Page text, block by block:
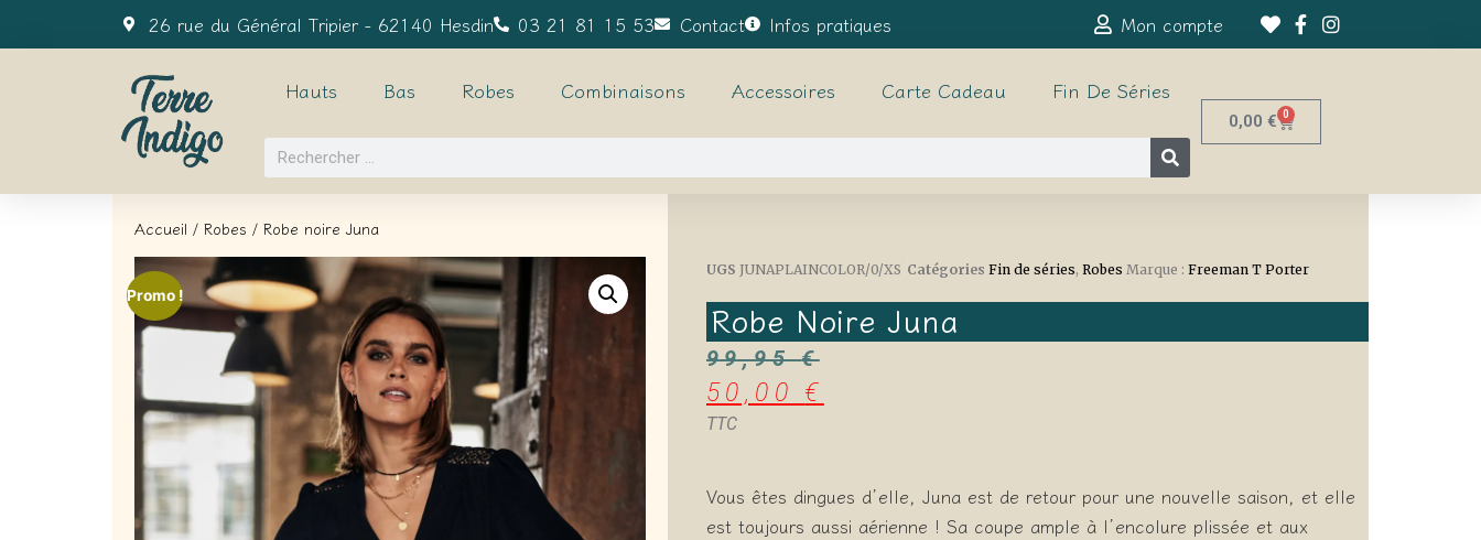
26 rue du Général Tripier - 62140 Hesdin 03 21 81 15 53 Contact Infos pratiques Mon compte
Hauts Bas Robes Combinaisons Accessoires Carte Cadeau Fin De Séries
0,00 € 0
Accueil / Robes / Robe noire Juna
Promo !
UGS JUNAPLAINCOLOR/0/XS Catégories Fin de séries, Robes Marque : Freeman T Porter
Robe Noire Juna
99,95€
50,00€
TTC
Vous êtes dingues d’elle, Juna est de retour pour une nouvelle saison, et elle
est toujours aussi aérienne ! Sa coupe ample à l’encolure plissée et aux